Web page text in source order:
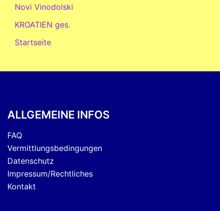
Novi Vinodolski
KROATIEN ges.
Startseite
ALLGEMEINE INFOS
FAQ
Vermittlungsbedingungen
Datenschutz
Impressum/Rechtliches
Kontakt